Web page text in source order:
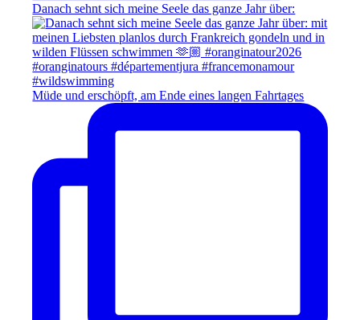
Danach sehnt sich meine Seele das ganze Jahr über:
Müde und erschöpft, am Ende eines langen Fahrtages